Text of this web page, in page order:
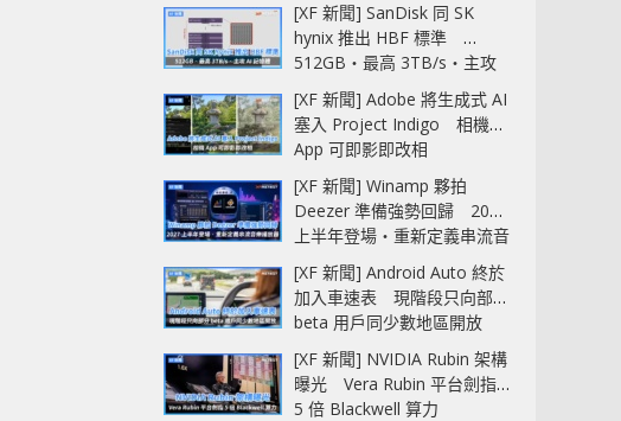
[XF 新聞] SanDisk 同 SK
hynix 推出 HBF 標準
512GB‧最高 3TB/s‧主攻
AI 記憶體
[XF 新聞] Adobe 將生成式 AI
塞入 Project Indigo 相機
App 可即影即改相
[XF 新聞] Winamp 夥拍
Deezer 準備強勢回歸 2027
上半年登場‧重新定義串流音
樂播放器
[XF 新聞] Android Auto 終於
加入車速表 現階段只向部分
beta 用戶同少數地區開放
[XF 新聞] NVIDIA Rubin 架構
曝光 Vera Rubin 平台劍指
5 倍 Blackwell 算力